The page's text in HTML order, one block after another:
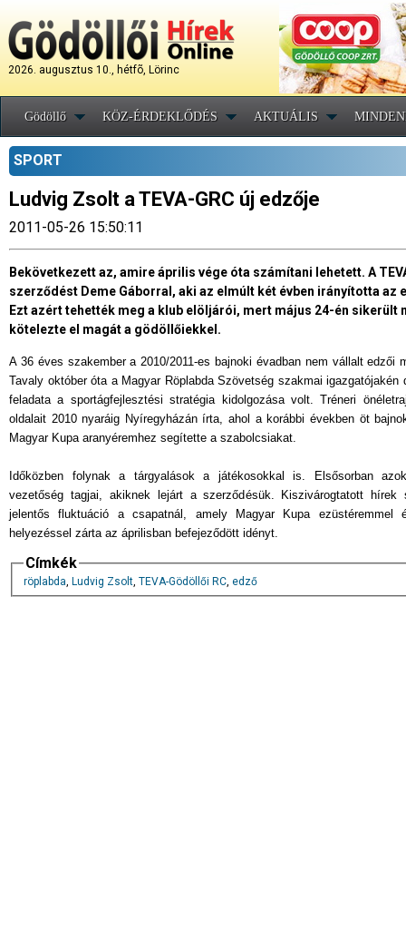
2026. augusztus 10., hétfõ, Lörinc
Gödöllő KÖZ-ÉRDEKLŐDÉS AKTUÁLIS
SPORT
Ludvig Zsolt a TEVA-GRC új edzője
2011-05-26 15:50:11
Bekövetkezett az, amire április vége óta számítani lehetett. A
szerződést Deme Gáborral, aki az elmúlt két évben irányította
Ezt azért tehették meg a klub elöljárói, mert május 24-én
kötelezte el magát a gödöllőiekkel.
A 36 éves szakember a 2010/2011-es bajnoki évadban nem vállalt edzői
Tavaly október óta a Magyar Röplabda Szövetség szakmai igazgatójakén
feladata a sportágfejlesztési stratégia kidolgozása volt. Tréneri
oldalait 2010 nyaráig Nyíregyházán írta, ahol a korábbi években öt
Magyar Kupa aranyéremhez segítette a szabolcsiakat.
Időközben folynak a tárgyalások a játékosokkal is. Elsősorban
vezetőség tagjai, akiknek lejárt a szerződésük. Kiszivárogtatott hírek
jelentős fluktuáció a csapatnál, amely Magyar Kupa ezüstéremmel
helyezéssel zárta az áprilisban befejeződött idényt.
Címkék
röplabda, Ludvig Zsolt, TEVA-Gödöllői RC, edző